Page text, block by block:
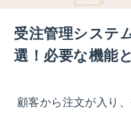
受注管理システ
選！必要な機能
顧客から注文が入り